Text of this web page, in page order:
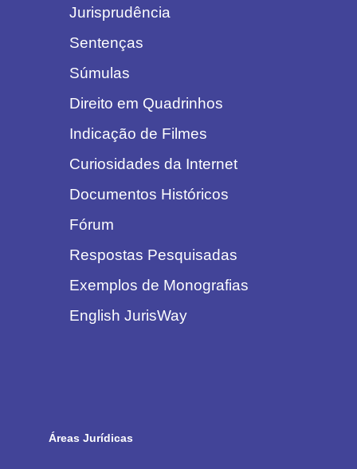
Jurisprudência
Sentenças
Súmulas
Direito em Quadrinhos
Indicação de Filmes
Curiosidades da Internet
Documentos Históricos
Fórum
Respostas Pesquisadas
Exemplos de Monografias
English JurisWay
Áreas Jurídicas